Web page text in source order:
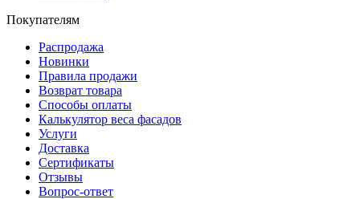
Покупателям
Распродажа
Новинки
Правила продажи
Возврат товара
Способы оплаты
Калькулятор веса фасадов
Услуги
Доставка
Сертификаты
Отзывы
Вопрос-ответ